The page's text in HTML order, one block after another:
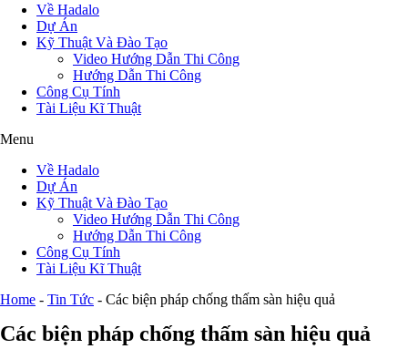
Về Hadalo
Dự Án
Kỹ Thuật Và Đào Tạo
Video Hướng Dẫn Thi Công
Hướng Dẫn Thi Công
Công Cụ Tính
Tài Liệu Kĩ Thuật
Menu
Về Hadalo
Dự Án
Kỹ Thuật Và Đào Tạo
Video Hướng Dẫn Thi Công
Hướng Dẫn Thi Công
Công Cụ Tính
Tài Liệu Kĩ Thuật
Home - Tin Tức - Các biện pháp chống thấm sàn hiệu quả
Các biện pháp chống thấm sàn hiệu quả